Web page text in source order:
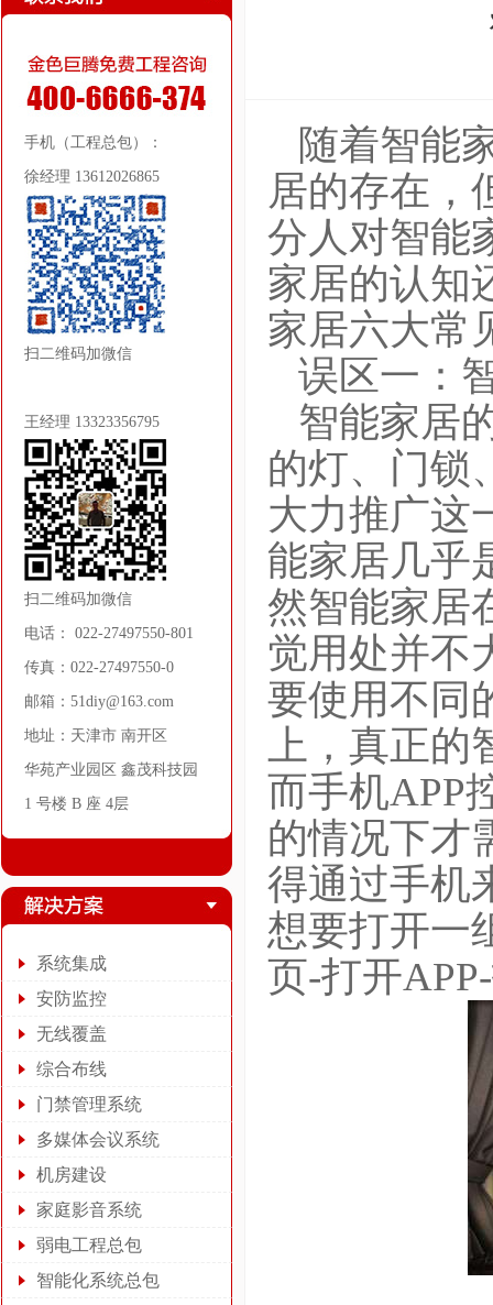
手机（工程总包）：
徐经理 13612026865
扫二维码加微信
王经理 13323356795
扫二维码加微信
电话： 022-27497550-801
传真：022-27497550-0
邮箱：51diy@163.com
地址：天津市 南开区
华苑产业园区 鑫茂科技园
1 号楼 B 座 4层
系统集成
安防监控
无线覆盖
综合布线
门禁管理系统
多媒体会议系统
机房建设
家庭影音系统
弱电工程总包
智能化系统总包
随着智能
居的存在，
分人对智能
家居的认知
家居六大常
误区一：
智能家居
的灯、门锁
大力推广这
能家居几乎
然智能家居
觉用处并不
要使用不同
上，真正
而手机APP
的情况下才
得通过手机
想要打开一
页-打开